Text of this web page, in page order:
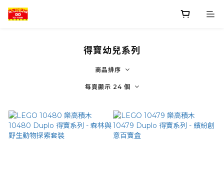
得寶幼兒系列
商品排序
每頁顯示 24 個